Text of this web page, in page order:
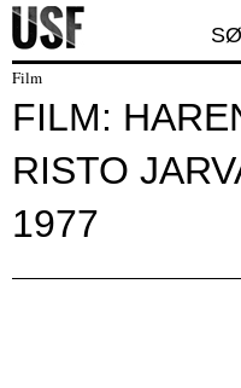
Film
FILM:
RISTO
1977